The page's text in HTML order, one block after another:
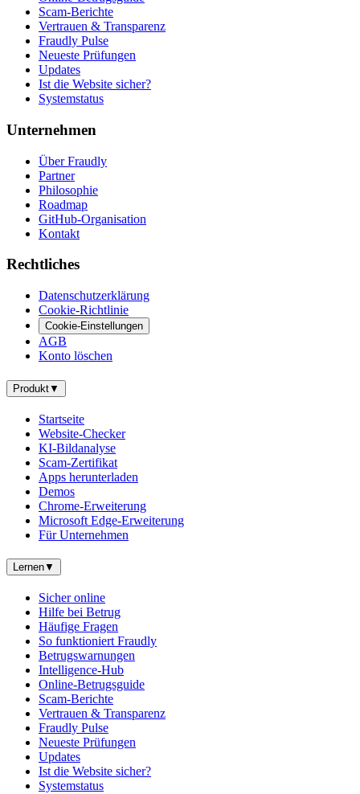
Scam-Berichte
Vertrauen & Transparenz
Fraudly Pulse
Neueste Prüfungen
Updates
Ist die Website sicher?
Systemstatus
Unternehmen
Über Fraudly
Partner
Philosophie
Roadmap
GitHub-Organisation
Kontakt
Rechtliches
Datenschutzerklärung
Cookie-Richtlinie
Cookie-Einstellungen
AGB
Konto löschen
Produkt▼
Startseite
Website-Checker
KI-Bildanalyse
Scam-Zertifikat
Apps herunterladen
Demos
Chrome-Erweiterung
Microsoft Edge-Erweiterung
Für Unternehmen
Lernen▼
Sicher online
Hilfe bei Betrug
Häufige Fragen
So funktioniert Fraudly
Betrugswarnungen
Intelligence-Hub
Online-Betrugsguide
Scam-Berichte
Vertrauen & Transparenz
Fraudly Pulse
Neueste Prüfungen
Updates
Ist die Website sicher?
Systemstatus